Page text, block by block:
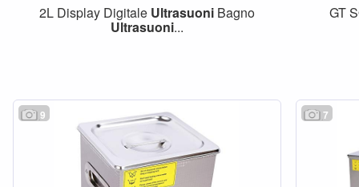
2L Display Digitale UltrasuoniBagno
Ultrasuoni...
GT
9 7